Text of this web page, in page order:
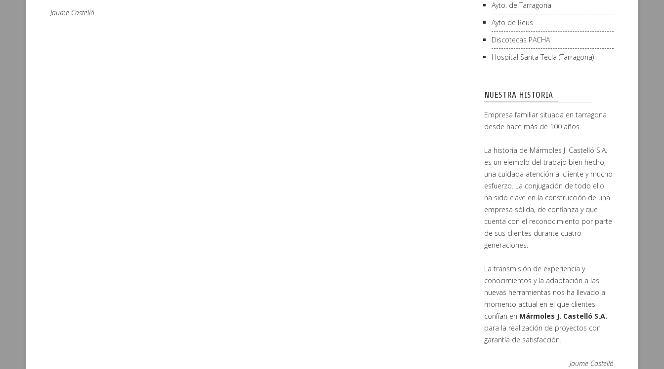
Jaume Castelló
Ayto. de Tarragona
Ayto de Reus
Discotecas PACHA
Hospital Santa Tecla (Tarragona)
NUESTRA HISTORIA
Empresa familiar situada en tarragona
desde hace más de 100 años.
La historia de Mármoles J. Castelló S.A.
es un ejemplo del trabajo bien hecho,
una cuidada atención al cliente y mucho
esfuerzo. La conjugación de todo ello
ha sido clave en la construcción de una
empresa sólida, de confianza y que
cuenta con el reconocimiento por parte
de sus clientes durante cuatro
generaciones.
La transmisión de experiencia y
conocimientos y la adaptación a las
nuevas herramientas nos ha llevado al
momento actual en el que clientes
confían en Mármoles J. Castelló S.A.
para la realización de proyectos con
garantía de satisfacción.
Jaume Castelló